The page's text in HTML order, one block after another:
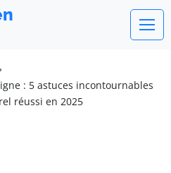
: 5 astuces incontournables
réussi en 2025